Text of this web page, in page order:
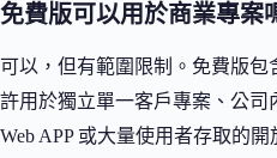
免費版可以用於商業專案
可以，但有範圍限制。免費版包
許用於獨立單一客戶專案、公司
Web APP 或大量使用者存取的